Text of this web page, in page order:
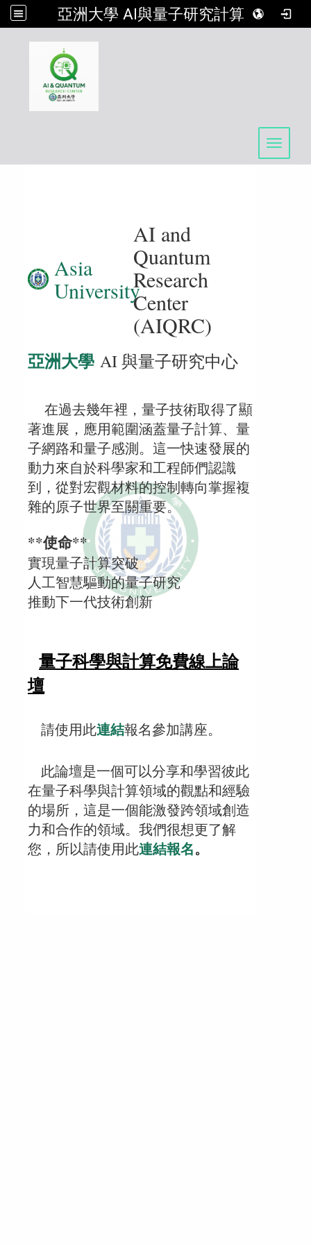
亞洲大學 AI與量子研究計算中心
Toggle
Asia
University
AI and
Quantum
Research
Center
(AIQRC)
亞洲大學 AI 與量子研究中心
在過去幾年裡，量子技術取得了顯
著進展，應用範圍涵蓋量子計算、量
子網路和量子感測。這一快速發展的
動力來自於科學家和工程師們認識
到，從對宏觀材料的控制轉向掌握複
雜的原子世界至關重要。
**使命**
實現量子計算突破
人工智慧驅動的量子研究
推動下一代技術創新
量子科學與計算免費線上論
壇
請使用此連結報名參加講座。
此論壇是一個可以分享和學習彼此
在量子科學與計算領域的觀點和經驗
的場所，這是一個能激發跨領域創造
力和合作的領域。我們很想更了解
您，所以請使用此連結報名。